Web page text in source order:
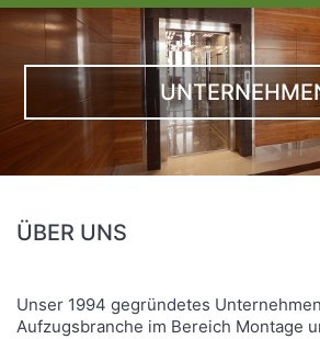
ÜBER UNS
Unser 1994 gegründetes
Aufzugsbranche im Bereich Montage